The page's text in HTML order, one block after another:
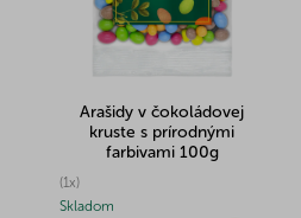
Arašidy v čokoládovej
kruste s prírodnými
farbivami 100g
(1x)
Skladom